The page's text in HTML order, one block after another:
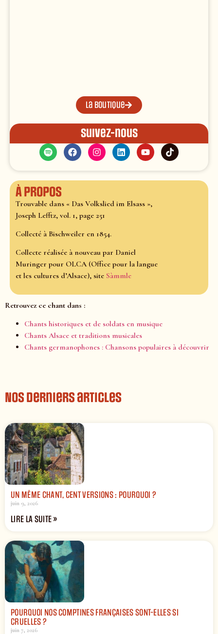
La boutique
Suivez-nous
À propos
Trouvable dans « Das Volkslied im Elsass »,
Joseph Lefftz, vol. 1, page 251
Collecté à Bischweiler en 1854.
Collecte réalisée à nouveau par Daniel
Muringer pour OLCA (Office pour la langue
et les cultures d’Alsace), site Sàmmle
Retrouvez ce chant dans :
Chants historiques et de soldats en musique
Chants Alsace et traditions musicales
Chants germanophones : Chansons populaires à découvrir
Nos derniers articles
UN MÊME CHANT, CENT VERSIONS : POURQUOI ?
juin 9, 2026
LIRE LA SUITE »
POURQUOI NOS COMPTINES FRANÇAISES SONT-ELLES SI
CRUELLES ?
juin 7, 2026